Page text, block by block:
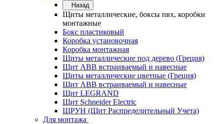
Назад
Щиты металлические, боксы пвх, коробки
монтажные
Бокс пластиковый
Коробка установочная
Коробка монтажная
Щиты металлические под дерево (Греция)
Щит ABB встраиваемый и навесные
Щиты металлические цветные (Греция)
Щит ABB встраиваемый и навесные
Щит LEGRAND
Щит Schneider Electric
ЩРУН (Щит Распределительный Учета)
Для монтажа